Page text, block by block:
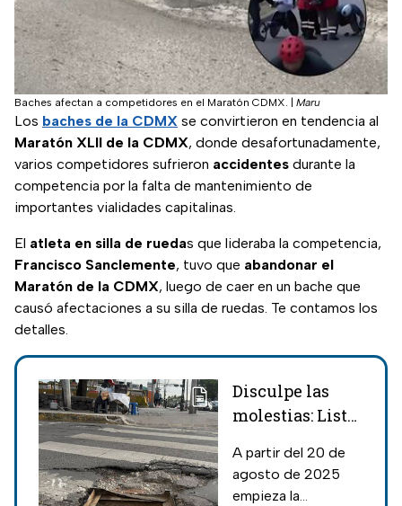
Baches afectan a competidores en el Maratón CDMX. Maru
Los baches de la CDMX se convirtieron en tendencia al
Maratón XLII de la CDMX, donde desafortunadamente,
varios competidores sufrieron accidentes durante la
competencia por la falta de mantenimiento de
importantes vialidades capitalinas.
El atleta en silla de ruedas que lideraba la competencia,
Francisco Sanclemente, tuvo que abandonar el
Maratón de la CDMX, luego de caer en un bache que
causó afectaciones a su silla de ruedas. Te contamos los
detalles.
Disculpe las
molestias: Lista
la CDMX que
cierran por
A partir del 20 de
agosto de 2025
empieza la